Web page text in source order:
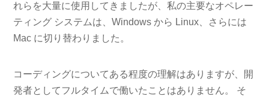
れらを大量に使用してきましたが、私の主要なオペレー
ティング システムは、Windows から Linux、さらには
Mac に切り替わりました。
コーディングについてある程度の理解はありますが、開
発者としてフルタイムで働いたことはありません。 そ